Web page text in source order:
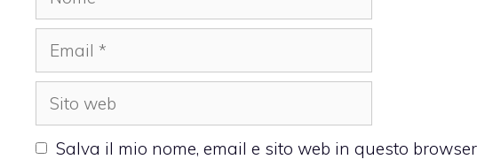
Email
Sito
web
Salva il mio nome, email e sito web in questo